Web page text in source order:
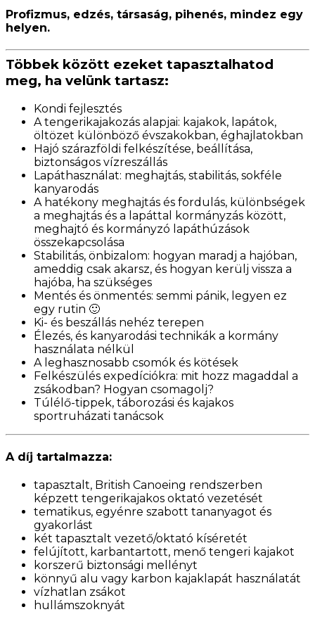
Profizmus, edzés, társaság, pihenés, mindez egy
helyen.
Többek között ezeket tapasztalhatod
meg, ha velünk tartasz:
Kondi fejlesztés
A tengerikajakozás alapjai: kajakok, lapátok,
öltözet különböző évszakokban, éghajlatokban
Hajó szárazföldi felkészítése, beállítása,
biztonságos vízreszállás
Lapáthasználat: meghajtás, stabilitás, sokféle
kanyarodás
A hatékony meghajtás és fordulás, különbségek
a meghajtás és a lapáttal kormányzás között,
meghajtó és kormányzó lapáthúzások
összekapcsolása
Stabilitás, önbizalom: hogyan maradj a hajóban,
ameddig csak akarsz, és hogyan kerülj vissza a
hajóba, ha szükséges
Mentés és önmentés: semmi pánik, legyen ez
egy rutin 🙂
Ki- és beszállás nehéz terepen
Élezés, és kanyarodási technikák a kormány
használata nélkül
A leghasznosabb csomók és kötések
Felkészülés expedíciókra: mit hozz magaddal a
zsákodban? Hogyan csomagolj?
Túlélő-tippek, táborozási és kajakos
sportruházati tanácsok
A díj tartalmazza:
tapasztalt, British Canoeing rendszerben
képzett tengerikajakos oktató vezetését
tematikus, egyénre szabott tananyagot és
gyakorlást
két tapasztalt vezető/oktató kíséretét
felújított, karbantartott, menő tengeri kajakot
korszerű biztonsági mellényt
könnyű alu vagy karbon kajaklapát használatát
vízhatlan zsákot
hullámszoknyát